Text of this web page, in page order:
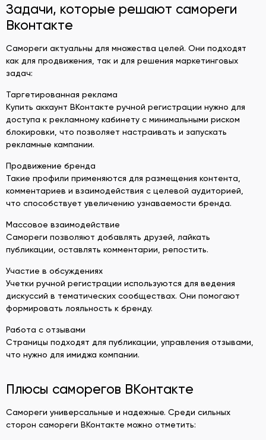
Задачи, которые решают самореги
Вконтакте
Самореги актуальны для множества целей. Они подходят
как для продвижения, так и для решения маркетинговых
задач:
Таргетированная реклама
Купить аккаунт ВКонтакте ручной регистрации нужно для
доступа к рекламному кабинету с минимальными риском
блокировки, что позволяет настраивать и запускать
рекламные кампании.
Продвижение бренда
Такие профили применяются для размещения контента,
комментариев и взаимодействия с целевой аудиторией,
что способствует увеличению узнаваемости бренда.
Массовое взаимодействие
Самореги позволяют добавлять друзей, лайкать
публикации, оставлять комментарии, репостить.
Участие в обсуждениях
Учетки ручной регистрации используются для ведения
дискуссий в тематических сообществах. Они помогают
формировать лояльность к бренду.
Работа с отзывами
Страницы подходят для публикации, управления отзывами,
что нужно для имиджа компании.
Плюсы саморегов ВКонтакте
Самореги универсальные и надежные. Среди сильных
сторон самореги ВКонтакте можно отметить: